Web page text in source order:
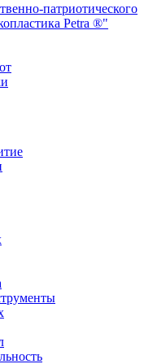
патриотического
Petra ®"